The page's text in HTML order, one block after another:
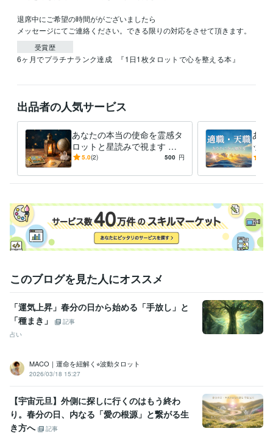
退席中にご希望の時間ががございましたら
メッセージにてご連絡ください。できる限りの対応をさせて頂きます。
受賞歴
6ヶ月でプラチナランク達成 『1日1枚タロットで心を整える本』
出品者の人気サービス
あなたの本当の使命を霊感タ
ロットと星読みで視ます 心
の奥に眠る潜在意識と繋がり
ます
5.0(2) 500 円
あな
ット
隠れ
えま
このブログを見た人にオススメ
「運気上昇」春分の日から始める「手放し」と
「種まき」
記事
占い
MACO｜運命を紐解く⭐︎波動タロット
2026/03/18 15:27
【宇宙元旦】外側に探しに行くのはもう終わ
り。春分の日、内なる「愛の根源」と繋がる生
き方へ
記事